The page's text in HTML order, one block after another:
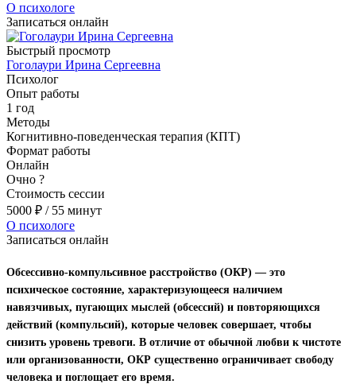
О психологе
Записаться онлайн
Быстрый просмотр
Гоголаури Ирина Сергеевна
Психолог
Опыт работы
1 год
Методы
Когнитивно-поведенческая терапия (КПТ)
Формат работы
Онлайн
Очно ?
Стоимость сессии
5000 ₽ / 55 минут
О психологе
Записаться онлайн
Обсессивно-компульсивное расстройство (ОКР) — это
психическое состояние, характеризующееся наличием
навязчивых, пугающих мыслей (обсессий) и повторяющихся
действий (компульсий), которые человек совершает, чтобы
снизить уровень тревоги. В отличие от обычной любви к чистоте
или организованности, ОКР существенно ограничивает свободу
человека и поглощает его время.